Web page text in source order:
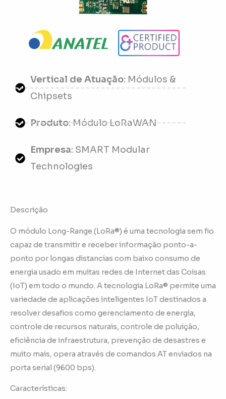
Vertical de Atuação: Módulos &
Chipsets
Produto: Módulo LoRaWAN
Empresa: SMART Modular
Technologies
Descrição
O módulo Long-Range (LoRa®) é uma tecnologia sem fio
capaz de transmitir e receber informação ponto-a-
ponto por longas distancias com baixo consumo de
energia usado em muitas redes de Internet das Coisas
(IoT) em todo o mundo. A tecnologia LoRa® permite uma
variedade de aplicações inteligentes IoT destinados a
resolver desafios como gerenciamento de energia,
controle de recursos naturais, controle de poluição,
eficiência de infraestrutura, prevenção de desastres e
muito mais, opera através de comandos AT enviados na
porta serial (9600 bps).
Características: